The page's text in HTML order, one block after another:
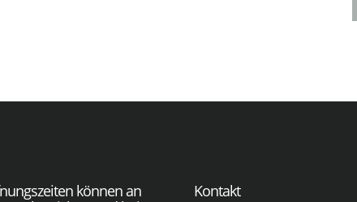
können an
Kontakt